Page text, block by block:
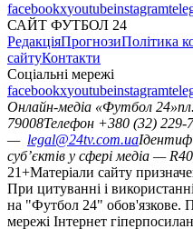
facebookxyoutubeinstagram
САЙТ ФУТБОЛ 24
РедакціяПрогнозиПолітика
сайтуКонтакти
Соціальні мережі
facebookxyoutubeinstagram
Онлайн-медіа «Футбол 24»
79008Телефон +380 (32) 229-
— legal@24tv.com.ua
суб’єктів у сфері медіа —
21+Матеріали сайту
При цитуванні і
на "Футбол 24" обов'язкове.
мережі Інтернет